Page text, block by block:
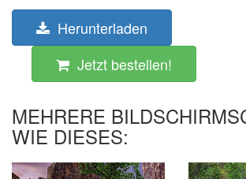
Herunterladen
Jetzt bestellen!
MEHRERE
WIE DIESES: